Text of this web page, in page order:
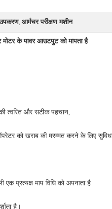
उपकरण, आर्मचर परीक्षण मशीन
मोटर के पावर आउटपुट को मापता है
त्वरित और सटीक पहचान,
को खराब की मरम्मत करने के लिए
एक प्रत्यक्ष माप विधि को अपनाता है
है।